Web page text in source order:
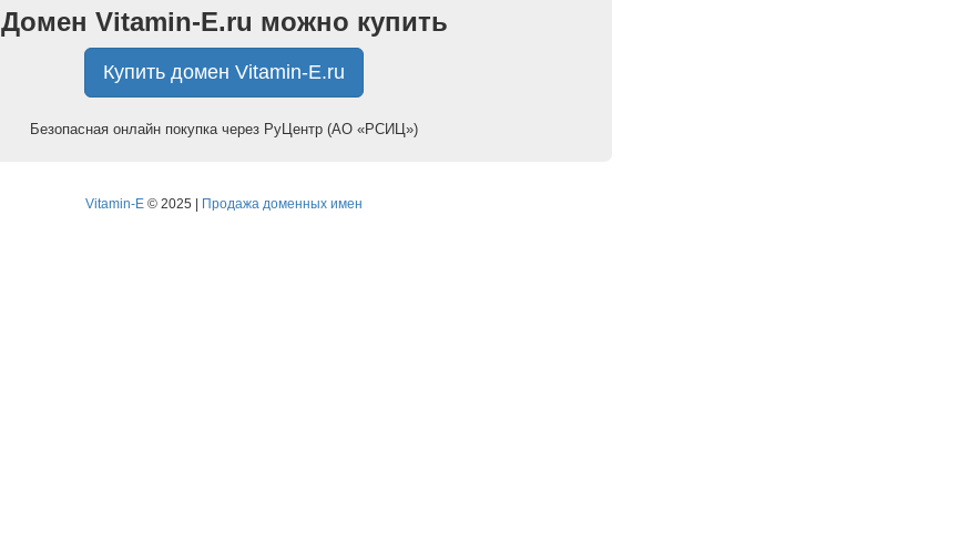
Домен Vitamin-E.ru можно купить
Купить домен Vitamin-E.ru
Безопасная онлайн покупка через РуЦентр (АО «РСИЦ»)
Vitamin-E © 2025 | Продажа доменных имен